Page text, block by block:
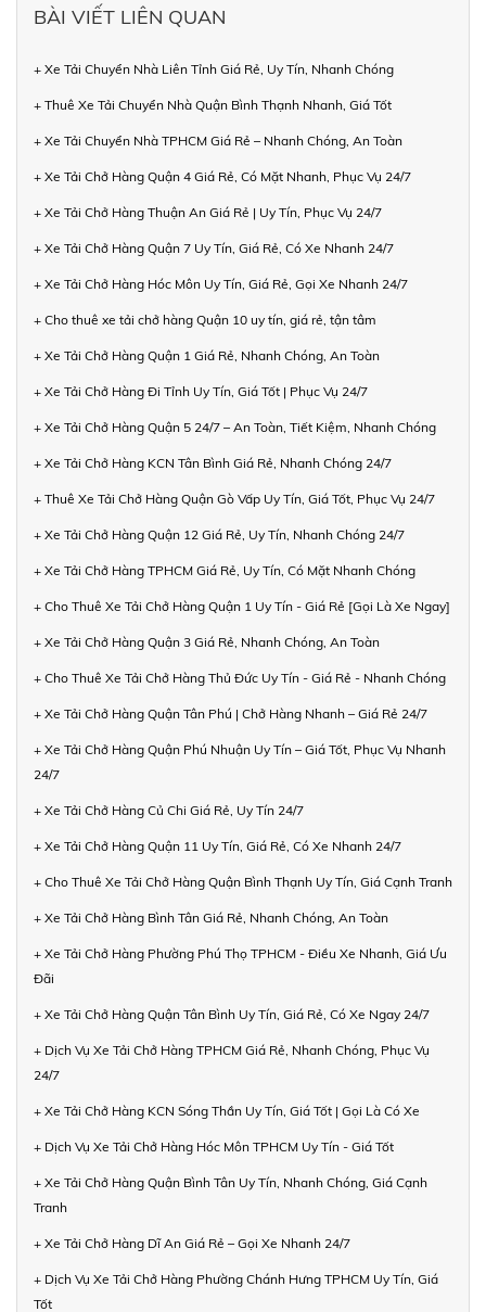
BÀI VIẾT LIÊN QUAN
+ Xe Tải Chuyển Nhà Liên Tỉnh Giá Rẻ, Uy Tín, Nhanh Chóng
+ Thuê Xe Tải Chuyển Nhà Quận Bình Thạnh Nhanh, Giá Tốt
+ Xe Tải Chuyển Nhà TPHCM Giá Rẻ – Nhanh Chóng, An Toàn
+ Xe Tải Chở Hàng Quận 4 Giá Rẻ, Có Mặt Nhanh, Phục Vụ 24/7
+ Xe Tải Chở Hàng Thuận An Giá Rẻ | Uy Tín, Phục Vụ 24/7
+ Xe Tải Chở Hàng Quận 7 Uy Tín, Giá Rẻ, Có Xe Nhanh 24/7
+ Xe Tải Chở Hàng Hóc Môn Uy Tín, Giá Rẻ, Gọi Xe Nhanh 24/7
+ Cho thuê xe tải chở hàng Quận 10 uy tín, giá rẻ, tận tâm
+ Xe Tải Chở Hàng Quận 1 Giá Rẻ, Nhanh Chóng, An Toàn
+ Xe Tải Chở Hàng Đi Tỉnh Uy Tín, Giá Tốt | Phục Vụ 24/7
+ Xe Tải Chở Hàng Quận 5 24/7 – An Toàn, Tiết Kiệm, Nhanh Chóng
+ Xe Tải Chở Hàng KCN Tân Bình Giá Rẻ, Nhanh Chóng 24/7
+ Thuê Xe Tải Chở Hàng Quận Gò Vấp Uy Tín, Giá Tốt, Phục Vụ 24/7
+ Xe Tải Chở Hàng Quận 12 Giá Rẻ, Uy Tín, Nhanh Chóng 24/7
+ Xe Tải Chở Hàng TPHCM Giá Rẻ, Uy Tín, Có Mặt Nhanh Chóng
+ Cho Thuê Xe Tải Chở Hàng Quận 1 Uy Tín - Giá Rẻ [Gọi Là Xe Ngay]
+ Xe Tải Chở Hàng Quận 3 Giá Rẻ, Nhanh Chóng, An Toàn
+ Cho Thuê Xe Tải Chở Hàng Thủ Đức Uy Tín - Giá Rẻ - Nhanh Chóng
+ Xe Tải Chở Hàng Quận Tân Phú | Chở Hàng Nhanh – Giá Rẻ 24/7
+ Xe Tải Chở Hàng Quận Phú Nhuận Uy Tín – Giá Tốt, Phục Vụ Nhanh
24/7
+ Xe Tải Chở Hàng Củ Chi Giá Rẻ, Uy Tín 24/7
+ Xe Tải Chở Hàng Quận 11 Uy Tín, Giá Rẻ, Có Xe Nhanh 24/7
+ Cho Thuê Xe Tải Chở Hàng Quận Bình Thạnh Uy Tín, Giá Cạnh Tranh
+ Xe Tải Chở Hàng Bình Tân Giá Rẻ, Nhanh Chóng, An Toàn
+ Xe Tải Chở Hàng Phường Phú Thọ TPHCM - Điều Xe Nhanh, Giá Ưu
Đãi
+ Xe Tải Chở Hàng Quận Tân Bình Uy Tín, Giá Rẻ, Có Xe Ngay 24/7
+ Dịch Vụ Xe Tải Chở Hàng TPHCM Giá Rẻ, Nhanh Chóng, Phục Vụ
24/7
+ Xe Tải Chở Hàng KCN Sóng Thần Uy Tín, Giá Tốt | Gọi Là Có Xe
+ Dịch Vụ Xe Tải Chở Hàng Hóc Môn TPHCM Uy Tín - Giá Tốt
+ Xe Tải Chở Hàng Quận Bình Tân Uy Tín, Nhanh Chóng, Giá Cạnh
Tranh
+ Xe Tải Chở Hàng Dĩ An Giá Rẻ – Gọi Xe Nhanh 24/7
+ Dịch Vụ Xe Tải Chở Hàng Phường Chánh Hưng TPHCM Uy Tín, Giá
Tốt